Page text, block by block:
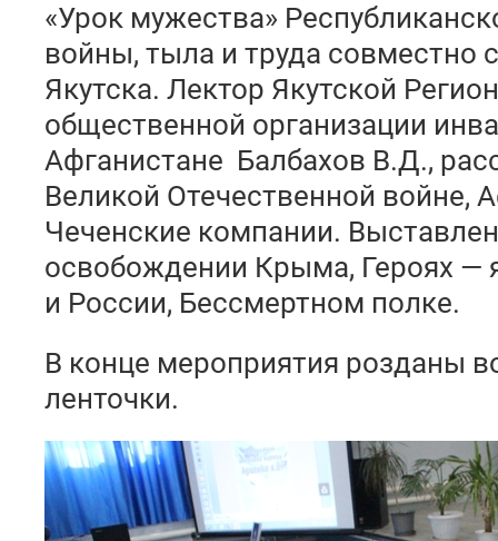
«Урок мужества»
войны, тыла и труда совместно
Якутска. Лектор Якутской
общественной организации
Афганистане Балбахов В.Д.,
Великой Отечественной войне,
Чеченские компании.
освобождении Крыма, Героях —
и России, Бессмертном полке.
В конце мероприятия розданы
ленточки.